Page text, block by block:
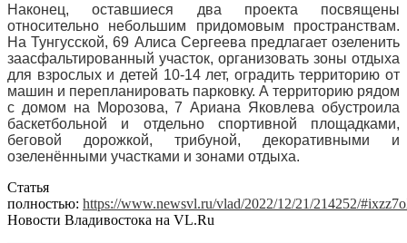
Наконец, оставшиеся два проекта посвящены
относительно небольшим придомовым пространствам.
На Тунгусской, 69 Алиса Сергеева предлагает озеленить
заасфальтированный участок, организовать зоны отдыха
для взрослых и детей 10-14 лет, оградить территорию от
машин и перепланировать парковку. А территорию рядом
с домом на Морозова, 7 Ариана Яковлева обустроила
баскетбольной и отдельно спортивной площадками,
беговой дорожкой, трибуной, декоративными и
озеленёнными участками и зонами отдыха.
Статья
полностью: https://www.newsvl.ru/vlad/2022/12/21/214252/
Новости Владивостока на VL.Ru